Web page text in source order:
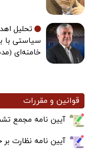
تحلیل
سیاستی با
خامنه‌ای
قوانین و مقررات
آیین نامه مجمع
آیین نامه نظارت